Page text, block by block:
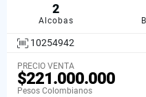
2
Alcobas
10254942
PRECIO VENTA
$221.000.000
Pesos Colombianos